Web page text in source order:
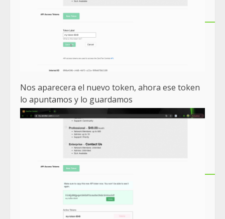
Nos aparecera el nuevo token, ahora ese token
lo apuntamos y lo guardamos